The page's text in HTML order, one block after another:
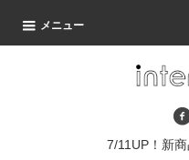
メニュー
7/11UP！新